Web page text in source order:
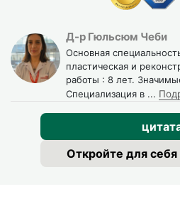
шеи и подбородка.
Почему подтяжка лица
доступнее?
Более низкая стоимость не
операционными расходами,
услуги по сравнению с Европой.
Д-р Гюльсюм Чеби
Основная
пластическая и
работы : 8 лет.
Специализация в ...
Откройте для себя